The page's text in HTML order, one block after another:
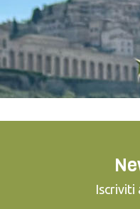
Iscriviti